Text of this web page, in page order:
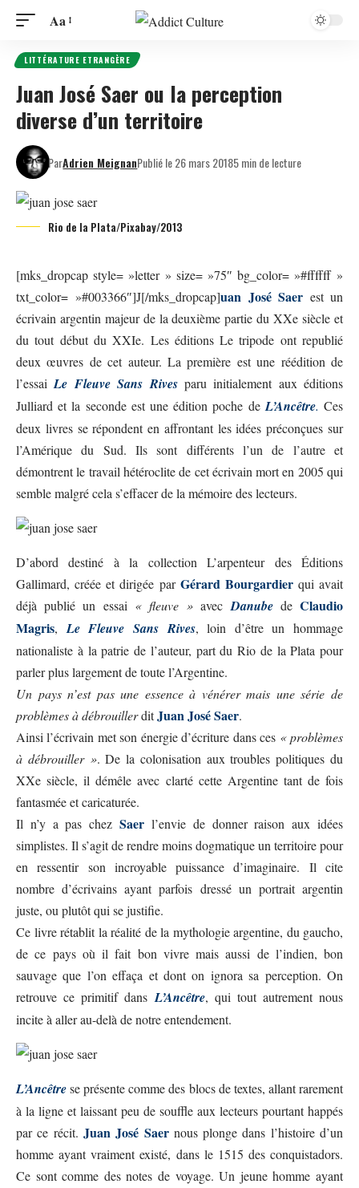
Aa
LITTÉRATURE ETRANGÈRE
Juan José Saer ou la perception
diverse d’un territoire
ParAdrien MeignanPublié le 26 mars 20185 min de lecture
Rio de la Plata/Pixabay/2013
[mks_dropcap style= »letter » size= »75″ bg_color= »#ffffff »
txt_color= »#003366″]J[/mks_dropcap]uan José Saer est un
écrivain argentin majeur de la deuxième partie du XXe siècle et
du tout début du XXIe. Les éditions Le tripode ont republié
deux œuvres de cet auteur. La première est une réédition de
l’essai Le Fleuve Sans Rives paru initialement aux éditions
Julliard et la seconde est une édition poche de L’Ancêtre. Ces
deux livres se répondent en affrontant les idées préconçues sur
l’Amérique du Sud. Ils sont différents l’un de l’autre et
démontrent le travail hétéroclite de cet écrivain mort en 2005 qui
semble malgré cela s’effacer de la mémoire des lecteurs.
D’abord destiné à la collection L’arpenteurdes Éditions
Gallimard, créée et dirigée par Gérard Bourgardierqui avait
déjà publié un essai « fleuve »avec Danube deClaudio
Magris, Le Fleuve Sans Rives, loin d’être un hommage
nationaliste à la patrie de l’auteur, part du Rio de la Plata pour
parler plus largement de toute l’Argentine.
Un pays n’est pas une essence à vénérer mais une série de
problèmes à débrouillerditJuan José Saer.
Ainsi l’écrivain met son énergie d’écriture dans ces « problèmes
à débrouiller ». De la colonisation aux troubles politiques du
XXe siècle, il démêle avec clarté cette Argentine tant de fois
fantasmée et caricaturée.
Il n’y a pas chezSaer l’envie de donner raison aux idées
simplistes. Il s’agit de rendre moins dogmatique un territoire pour
en ressentir son incroyable puissance d’imaginaire. Il cite
nombre d’écrivains ayant parfois dressé un portrait argentin
juste, ou plutôt qui se justifie.
Ce livre rétablit la réalité de la mythologie argentine, du gaucho,
de ce pays où il fait bon vivre mais aussi de l’indien, bon
sauvage que l’on effaça et dont on ignora sa perception. On
retrouve ce primitif dans L’Ancêtre, qui tout autrement nous
incite à aller au-delà de notre entendement.
L’Ancêtrese présente comme des blocs de textes, allant rarement
à la ligne et laissant peu de souffle aux lecteurs pourtant happés
par ce récit. Juan José Saernous plonge dans l’histoire d’un
homme ayant vraiment existé, dans le 1515 des conquistadors.
Ce sont comme des notes de voyage. Un jeune homme ayant